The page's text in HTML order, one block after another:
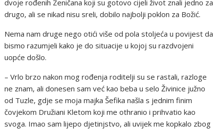
dvoje rođenih Zeničana koji su gotovo cijeli život znali jedno za
drugo, ali se nikad nisu sreli, dobilo najbolji poklon za Božić.
Nema nam druge nego otići više od pola stoljeća u povijest da
bismo razumjeli kako je do situacije u kojoj su razdvojeni
uopće došlo.
– Vrlo brzo nakon mog rođenja roditelji su se rastali, razloge
ne znam, ali donesen sam već kao beba u selo Živinice južno
od Tuzle, gdje se moja majka Šefika našla s jednim finim
čovjekom Družiani Kletom koji me othranio i prihvatio kao
svoga. Imao sam lijepo djetinjstvo, ali uvijek me kopkalo zbog